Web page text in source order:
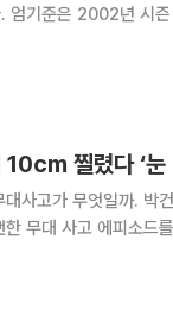
선보이며 무대를 장악
찔렸다 ‘눈
26일 방송된 MBC ‘라디오스타’ 선공개
무대 사고 에피소드